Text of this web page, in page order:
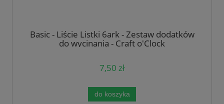
Basic - Liście Listki 6ark - Zestaw dodatków
do wycinania - Craft o'Clock
7,50 zł
do koszyka